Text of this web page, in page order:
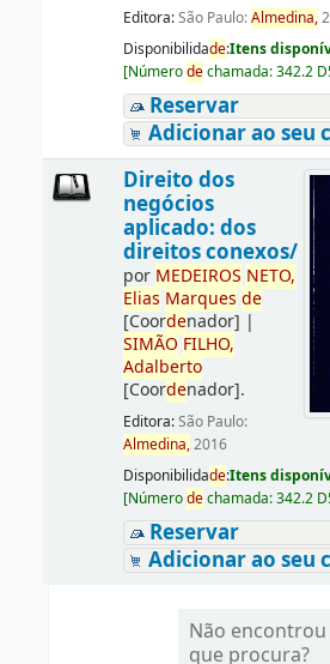
Editora:São Paulo:Almedina,
Disponibilidade:Itens
[Númerodechamada:342.2
Reservar
Adicionar ao seu
Direito dos
negócios
aplicado: dos
direitos conexos/
por MEDEIROS NETO,
Elias Marques de
[Coordenador] |
SIMÃO FILHO,
Adalberto
[Coordenador].
Editora:São Paulo:
Almedina,2016
Disponibilidade:Itens
[Númerodechamada:342.2
Reservar
Adicionar ao seu
Não encontrou
que procura?